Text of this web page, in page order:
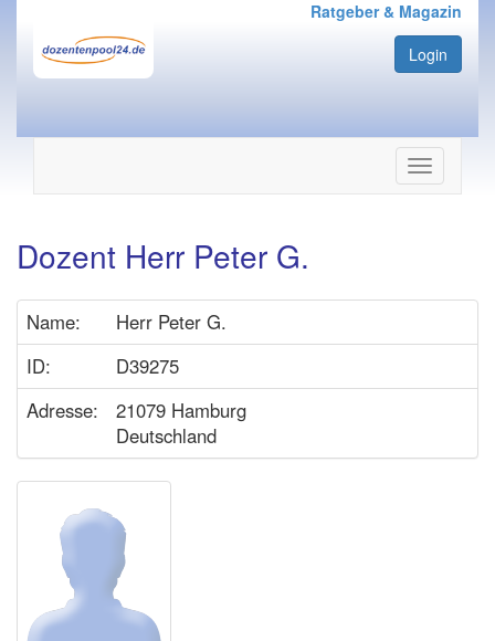
Ratgeber & Magazin
Login
Navigation
ein-/
Dozent Herr Peter G.
Name:
Herr Peter G.
ID:
D39275
Adresse:
21079 Hamburg
Deutschland